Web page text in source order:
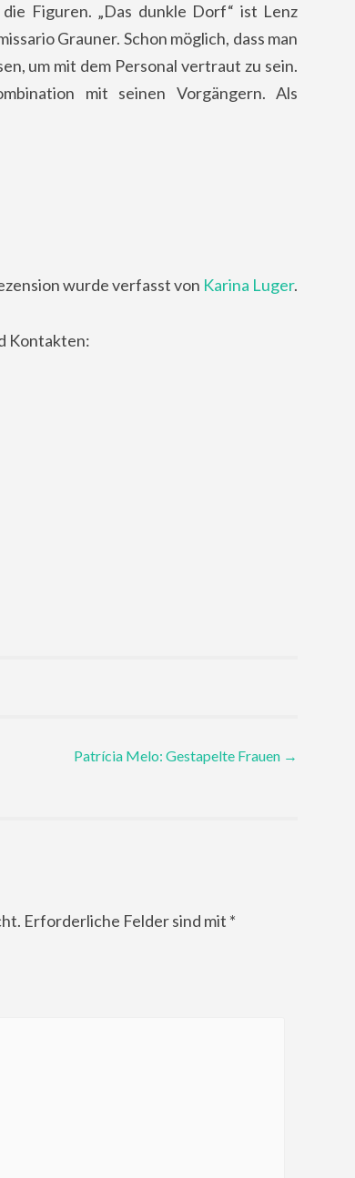
Figuren. „Das dunkle Dorf“ ist Lenz
Grauner. Schon möglich, dass man
um mit dem Personal vertraut zu sein.
mit seinen Vorgängern. Als
wurde verfasst von Karina Luger.
Kontakten:
Patrícia Melo: Gestapelte Frauen →
Erforderliche Felder sind mit *